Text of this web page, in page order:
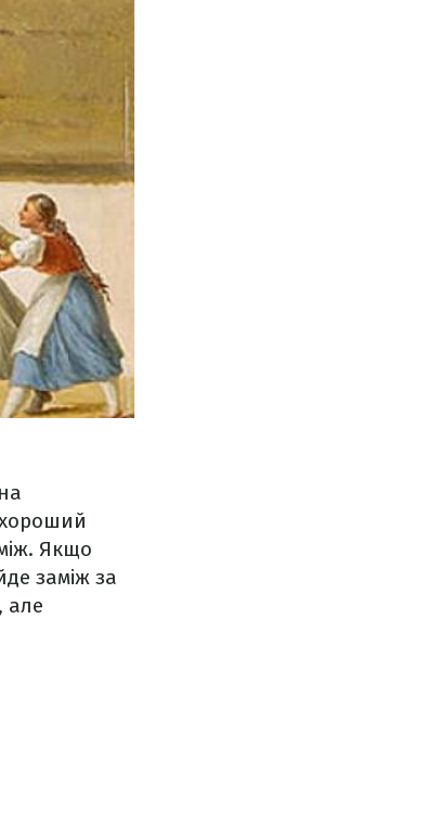
Якщо
заміж за
але